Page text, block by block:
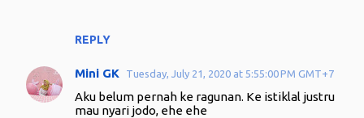
REPLY
Mini GK Tuesday, July 21, 2020 at 5:55:00 PM GMT+7
Aku belum pernah ke ragunan. Ke istiklal justru
mau nyari jodo, ehe ehe